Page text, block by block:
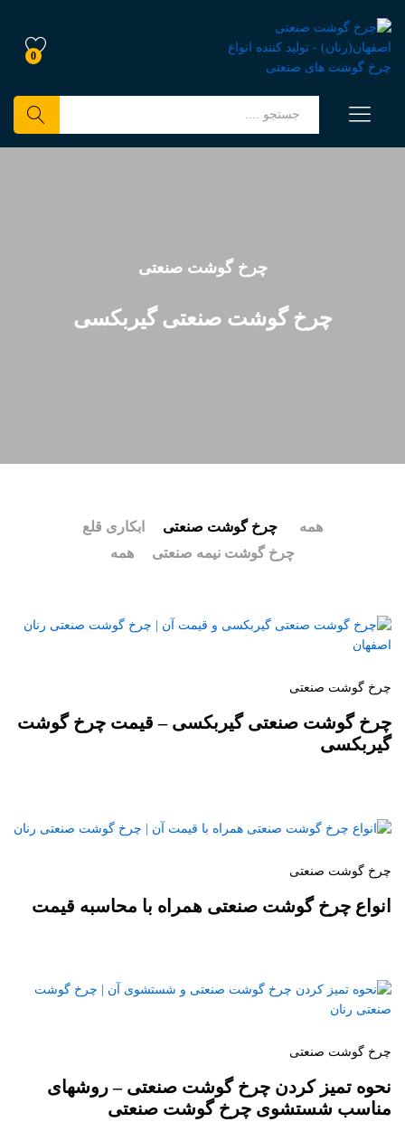
0
چرخ گوشت صنعتی
چرخ گوشت صنعتی گیربکسی
همه چرخ گوشت صنعتی
ابکاری قلع
چرخ گوشت نیمه صنعتی
همه
چرخ گوشت صنعتی
چرخ گوشت صنعتی گیربکسی – قیمت چرخ گوشت
گیربکسی
چرخ گوشت صنعتی
انواع چرخ گوشت صنعتی همراه با محاسبه قیمت
چرخ گوشت صنعتی
نحوه تمیز کردن چرخ گوشت صنعتی – روشهای
مناسب شستشوی چرخ گوشت صنعتی